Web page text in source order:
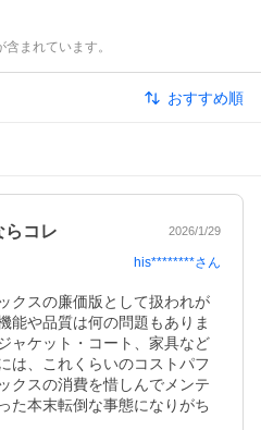
まれています。
おすすめ順
らコレ 2026/1/29
his********さん
クスの廉価版として扱われが
能や品質は何の問題もありま
ャケット・コート、家具など
は、これくらいのコストパフ
クスの消費を惜しんでメンテ
た本末転倒な事態になりがち